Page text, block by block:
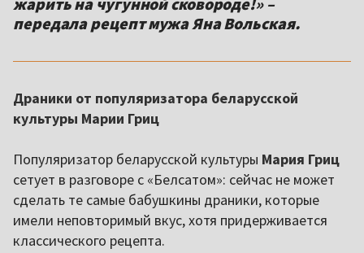
передала рецепт мужа Яна Вольская.
Драники от популяризатора беларусской
культуры Марии Гриц
Популяризатор беларусской культуры Мария Гриц
сетует в разговоре с «Белсатом»: сейчас не может
сделать те самые бабушкины драники, которые
имели неповторимый вкус, хотя придерживается
классического рецепта.